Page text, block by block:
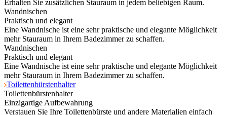
Erhalten Sie zusätzlichen Stauraum in jedem beliebigen Raum.
Wandnischen
Praktisch und elegant
Eine Wandnische ist eine sehr praktische und elegante Möglichkeit
mehr Stauraum in Ihrem Badezimmer zu schaffen.
Wandnischen
Praktisch und elegant
Eine Wandnische ist eine sehr praktische und elegante Möglichkeit
mehr Stauraum in Ihrem Badezimmer zu schaffen.
Toilettenbürstenhalter
Toilettenbürstenhalter
Einzigartige Aufbewahrung
Verstauen Sie Ihre Toilettenbürste und andere Materialien einfach